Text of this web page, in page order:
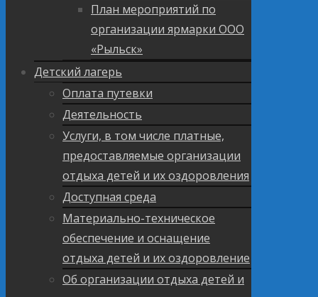
План мероприятий по
организации ярмарки ООО
«Рыльск»
Детский лагерь
Оплата путевки
Деятельность
Услуги, в том числе платные,
предоставляемые организации
отдыха детей и их оздоровления
Доступная среда
Материально-техническое
обеспечение и оснащение
отдыха детей и их оздоровление
Об организации отдыха детей и